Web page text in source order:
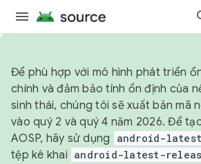
Để phù hợp với mô hình phát triển
chính và đảm bảo tính ổn định của
sinh thái, chúng tôi sẽ xuất bản mã
vào quý 2 và quý 4 năm 2026. Để
AOSP, hãy sử dụng
android-
tệp kê khai android-latest-